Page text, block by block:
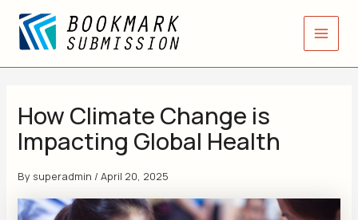
Skip
content
Main
How Climate Change is
Impacting Global Health
By superadmin /April 20, 2025